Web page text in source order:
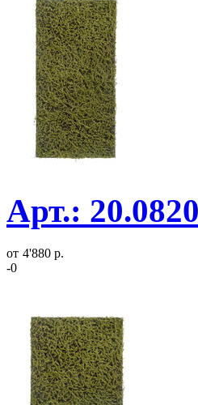
Арт.:
от 4'880 р.
-0